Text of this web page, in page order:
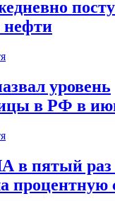
нефти
уровень
в РФ в
пятый раз
процентную